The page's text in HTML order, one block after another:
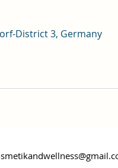
District 3, Germany